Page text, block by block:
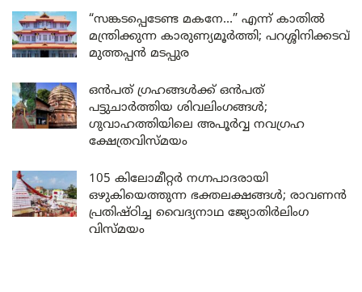
“സങ്കടപ്പെടേണ്ട മകനേ…” എന്ന് കാതിൽ
മന്ത്രിക്കുന്ന കാരുണ്യമൂർത്തി; പറശ്ശിനിക്കടവ്
മുത്തപ്പൻ മടപ്പുര
ഒൻപത് ഗ്രഹങ്ങൾക്ക് ഒൻപത്
പട്ടുചാർത്തിയ ശിവലിംഗങ്ങൾ;
ഗുവാഹത്തിയിലെ അപൂർവ്വ നവഗ്രഹ
ക്ഷേത്രവിസ്മയം
105 കിലോമീറ്റർ നഗ്നപാദരായി
ഒഴുകിയെത്തുന്ന ഭക്തലക്ഷങ്ങൾ; രാവണൻ
പ്രതിഷ്ഠിച്ച വൈദ്യനാഥ ജ്യോതിർലിംഗ
വിസ്മയം